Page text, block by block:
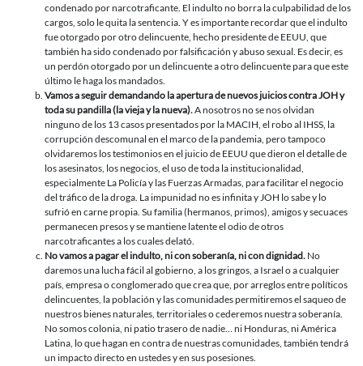
condenado por narcotraficante. El indulto no borra la culpabilidad de los
cargos, solo le quita la sentencia. Y es importante recordar que el indulto
fue otorgado por otro delincuente, hecho presidente de EEUU, que
también ha sido condenado por falsificación y abuso sexual. Es decir, es
un perdón otorgado por un delincuente a otro delincuente para que este
último le haga los mandados.
Vamos a seguir demandando la apertura de nuevos juicios contra JOH y
toda su pandilla (la vieja y la nueva).A nosotros no se nos olvidan
ninguno de los 13 casos presentados por la MACIH, el robo al IHSS, la
corrupción descomunal en el marco de la pandemia, pero tampoco
olvidaremos los testimonios en el juicio de EEUU que dieron el detalle de
los asesinatos, los negocios, el uso de toda la institucionalidad,
especialmente La Policía y las Fuerzas Armadas, para facilitar el negocio
del tráfico de la droga. La impunidad no es infinita y JOH lo sabe y lo
sufrió en carne propia. Su familia (hermanos, primos), amigos y secuaces
permanecen presos y se mantiene latente el odio de otros
narcotraficantes a los cuales delató.
No vamos a pagar el indulto, ni con soberanía, ni con dignidad. No
daremos una lucha fácil al gobierno, a los gringos, a Israel o a cualquier
país, empresa o conglomerado que crea que, por arreglos entre políticos
delincuentes, la población y las comunidades permitiremos el saqueo de
nuestros bienes naturales, territoriales o cederemos nuestra soberanía.
No somos colonia, ni patio trasero de nadie… ni Honduras, ni América
Latina, lo que hagan en contra de nuestras comunidades, también tendrá
un impacto directo en ustedes y en sus posesiones.